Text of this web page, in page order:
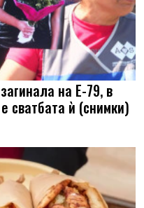
на Е-79, в
сватбата ѝ (снимки)